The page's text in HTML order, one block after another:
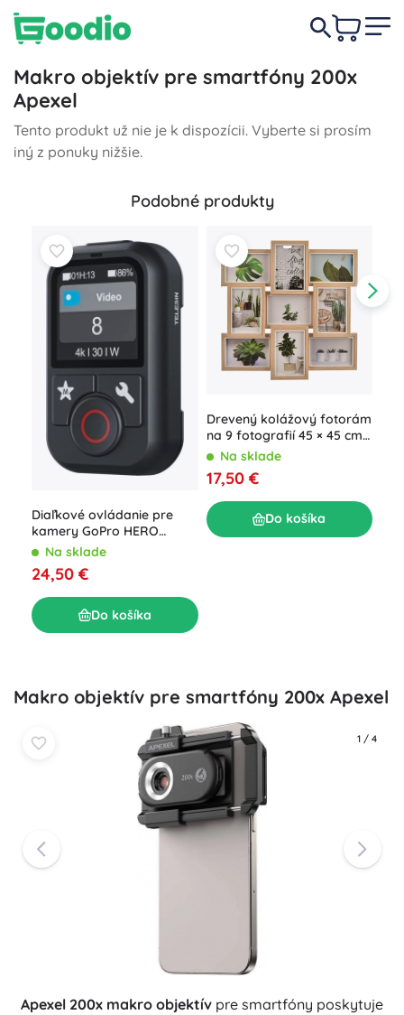
Makro objektív pre smartfóny 200x
Apexel
Tento produkt už nie je k dispozícii. Vyberte si prosím
iný z ponuky nižšie.
Podobné produkty
Diaľkové ovládanie pre
kamery GoPro HERO
13/12/11/10/9/8 a MAX
Na sklade
24,50 €
Do košíka
Drevený kolážový fotorám
na 9 fotografií 45 × 45 cm
hnedý
Na sklade
17,50 €
Do košíka
Makro objektív pre smartfóny 200x Apexel
1 / 4
Apexel 200x makro objektív pre smartfóny poskytuje